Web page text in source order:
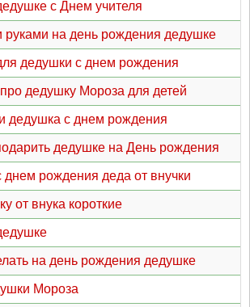
с Днем учителя
руками на день рождения дедушке
дедушки с днем рождения
дедушку Мороза для детей
дедушка с днем рождения
дедушке на День рождения
днем рождения деда от внучки
от внука короткие
на день рождения дедушке
Мороза